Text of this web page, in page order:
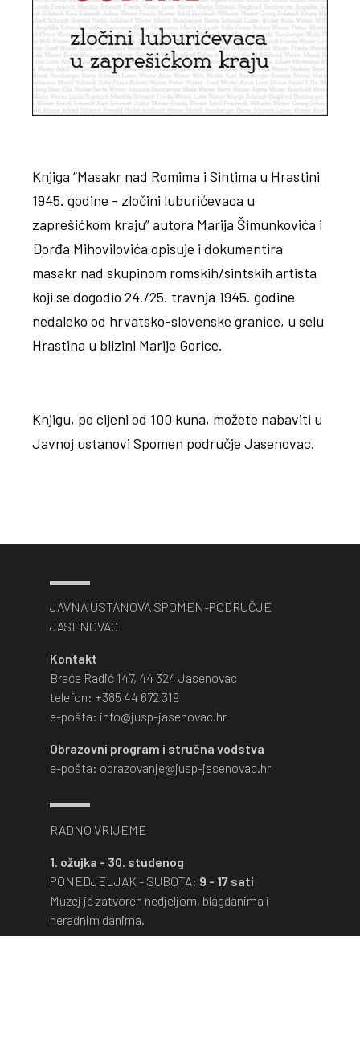
Knjiga “Masakr nad Romima i Sintima u Hrastini
1945. godine - zločini luburićevaca u
zaprešićkom kraju” autora Marija Šimunkovića i
Đorđa Mihovilovića opisuje i dokumentira
masakr nad skupinom romskih/sintskih artista
koji se dogodio 24./25. travnja 1945. godine
nedaleko od hrvatsko-slovenske granice, u selu
Hrastina u blizini Marije Gorice.
Knjigu, po cijeni od 100 kuna, možete nabaviti u
Javnoj ustanovi Spomen područje Jasenovac.
JAVNA USTANOVA SPOMEN-PODRUČJE
JASENOVAC
Kontakt
Braće Radić 147, 44 324 Jasenovac
telefon: +385 44 672 319
e-pošta: info@jusp-jasenovac.hr
Obrazovni program i stručna vodstva
e-pošta: obrazovanje@jusp-jasenovac.hr
RADNO VRIJEME
1. ožujka - 30. studenog
PONEDJELJAK - SUBOTA: 9 - 17 sati
Muzej je zatvoren nedjeljom, blagdanima i
neradnim danima.